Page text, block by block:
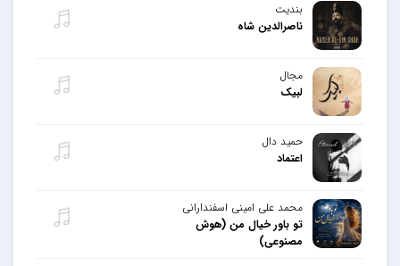
بندیت
ناصرالدین شاه
مجال
لبیک
حمید دال
اعتماد
محمد علی امینی اسفندارانی
تو باور خیال من (هوش
مصنوعی)